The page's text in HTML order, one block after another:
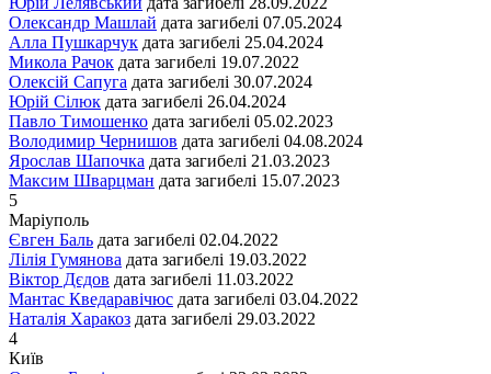
Олександр Машлай дата загибелі 07.05.2024
Алла Пушкарчук дата загибелі 25.04.2024
Микола Рачок дата загибелі 19.07.2022
Олексій Сапуга дата загибелі 30.07.2024
Юрій Сілюк дата загибелі 26.04.2024
Павло Тимошенко дата загибелі 05.02.2023
Володимир Чернишов дата загибелі 04.08.2024
Ярослав Шапочка дата загибелі 21.03.2023
Максим Шварцман дата загибелі 15.07.2023
5
Маріуполь
Євген Баль дата загибелі 02.04.2022
Лілія Гумянова дата загибелі 19.03.2022
Віктор Дєдов дата загибелі 11.03.2022
Мантас Кведаравічюс дата загибелі 03.04.2022
Наталія Харакоз дата загибелі 29.03.2022
4
Київ